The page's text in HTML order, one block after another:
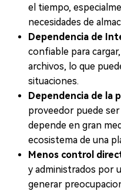
el tiempo,
necesidades de
Dependencia de
confiable para
archivos, lo que
situaciones.
Dependencia de la
proveedor puede
depende en gran
ecosistema de una
Menos control
y administrados por
generar